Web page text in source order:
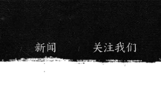
/ 新闻 / 关注我们